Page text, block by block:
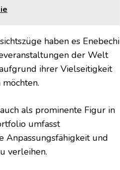
haben es Enebechi
der Welt
ihrer Vielseitigkeit
als prominente Figur in
umfasst
Anpassungsfähigkeit und
verleihen.